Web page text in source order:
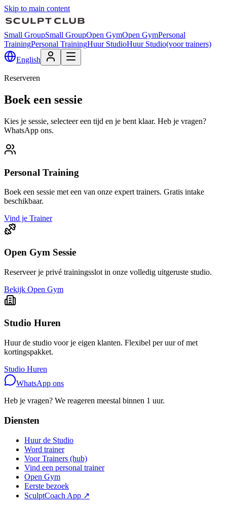
Skip to main content
Small GroupSmall GroupOpen GymOpen GymPersonal
TrainingPersonal TrainingHuur StudioHuur Studio(voor trainers)
English
Reserveren
Boek een sessie
Kies je sessie, selecteer een tijd en je bent klaar. Heb je vragen?
WhatsApp ons.
Personal Training
Boek een sessie met een van onze expert trainers. Gratis intake
beschikbaar.
Vind je Trainer
Open Gym Sessie
Reserveer je privé trainingsslot in onze volledig uitgeruste studio.
Bekijk Open Gym
Studio Huren
Huur de studio voor je eigen klanten. Flexibel per uur of met
kortingspakket.
Studio Huren
WhatsApp ons
Heb je vragen? We reageren meestal binnen 1 uur.
Diensten
Huur de Studio
Word trainer
Voor Trainers (hub)
Vind een personal trainer
Open Gym
Eerste bezoek
SculptCoach App ↗